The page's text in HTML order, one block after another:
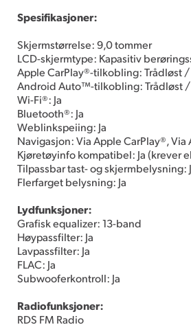
Spesifikasjoner:
Skjermstørrelse: 9,0 tommer
LCD-skjermtype: Kapasitiv
Apple CarPlay®-tilkobling: Trådløst
Android Auto™-tilkobling: Trådløst
Wi-Fi®: Ja
Bluetooth®: Ja
Weblinkspeiing: Ja
Navigasjon: Via Apple CarPlay®,
Kjøretøyinfo kompatibel: Ja (krever
Tilpassbar tast- og skjermbelysning:
Flerfarget belysning: Ja
Lydfunksjoner:
Grafisk equalizer: 13-band
Høypassfilter: Ja
Lavpassfilter: Ja
FLAC: Ja
Subwooferkontroll: Ja
Radiofunksjoner:
RDS FM Radio